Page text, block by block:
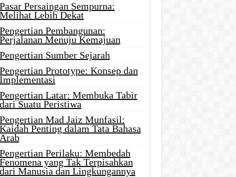
Pasar Persaingan Sempurna:
Melihat Lebih Dekat
Pengertian Pembangunan:
Perjalanan Menuju Kemajuan
Pengertian Sumber Sejarah
Pengertian Prototype: Konsep dan
Implementasi
Pengertian Latar: Membuka Tabir
dari Suatu Peristiwa
Pengertian Mad Jaiz Munfasil:
Kaidah Penting dalam Tata Bahasa
Arab
Pengertian Perilaku: Membedah
Fenomena yang Tak Terpisahkan
dari Manusia dan Lingkungannya